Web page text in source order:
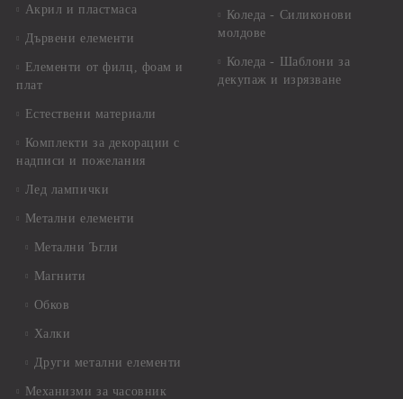
Акрил и пластмаса
Дървени елементи
Елементи от филц, фоам и
плат
Естествени материали
Комплекти за декорации с
надписи и пожелания
Лед лампички
Метални елементи
Метални Ъгли
Магнити
Обков
Халки
Други метални елементи
Механизми за часовник
Коледа - Силиконови
молдове
Коледа - Шаблони за
декупаж и изрязване